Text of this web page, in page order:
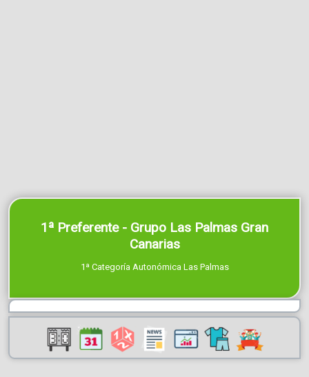
1ª Preferente - Grupo Las Palmas Gran
Canarias
1ª Categoría Autonómica Las Palmas